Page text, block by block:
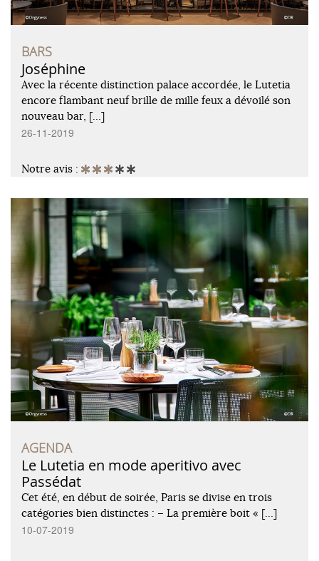
BARS
Joséphine
Avec la récente distinction palace accordée, le Lutetia
encore flambant neuf brille de mille feux a dévoilé son
nouveau bar, […]
26-11-2019
Notre avis :
AGENDA
Le Lutetia en mode aperitivo avec
Passédat
Cet été, en début de soirée, Paris se divise en trois
catégories bien distinctes : – La première boit « […]
10-07-2019